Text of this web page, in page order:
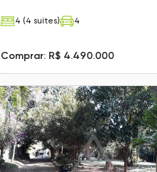
4 (4 suítes) 4
Comprar: R$ 4.490.000